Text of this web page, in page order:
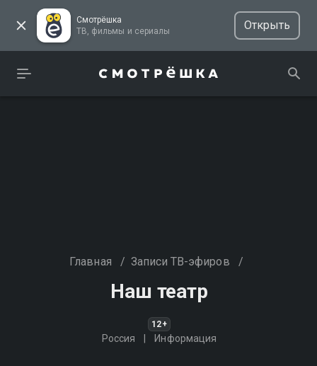
Смотрёшка
ТВ, фильмы и сериалы
Открыть
Главная / Записи ТВ-эфиров /
Наш театр
12+
Россия Информация